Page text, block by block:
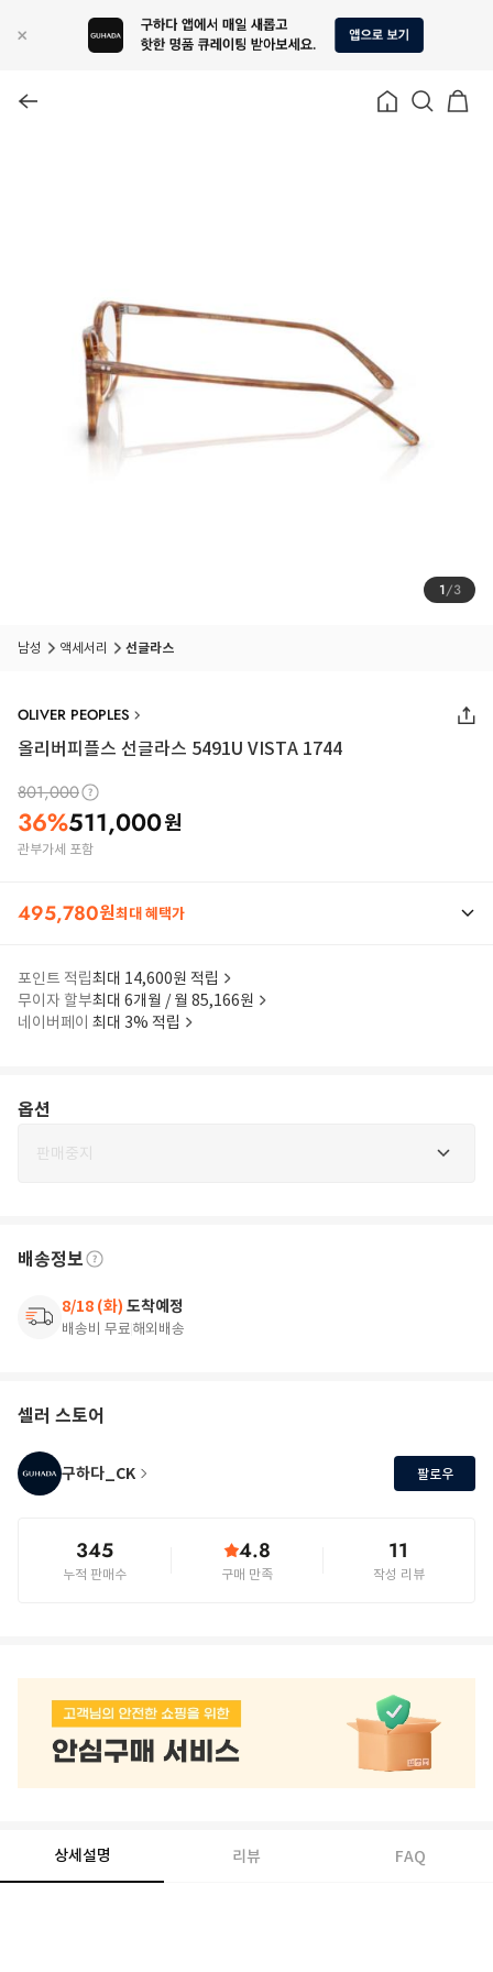
1/3
남성 액세서리 선글라스
OLIVER PEOPLES
올리버피플스 선글라스 5491U VISTA 1744
801,000
36%511,000원
관부가세 포함
495,780원최대 혜택가
포인트 적립최대 14,600원 적립
무이자 할부최대 6개월 / 월 85,166원
네이버페이 최대 3% 적립
옵션
판매중지
배송정보
8/18 (화) 도착예정
배송비 무료해외배송
셀러 스토어
구하다_CK 팔로우
345
누적 판매수
4.8
구매 만족
11
작성 리뷰
상세설명 리뷰 FAQ